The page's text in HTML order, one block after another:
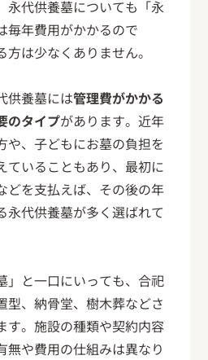
永代供養墓についても「永
毎年費用がかかるので
は少なくありません。
供養墓には管理費がかかる
のタイプがあります。近年
や、子どもにお墓の負担を
ていることもあり、最初に
どを支払えば、その後の年
永代供養墓が多く選ばれて
」と一口にいっても、合祀
型、納骨堂、樹木葬などさ
す。施設の種類や契約内容
無や費用の仕組みは異なり